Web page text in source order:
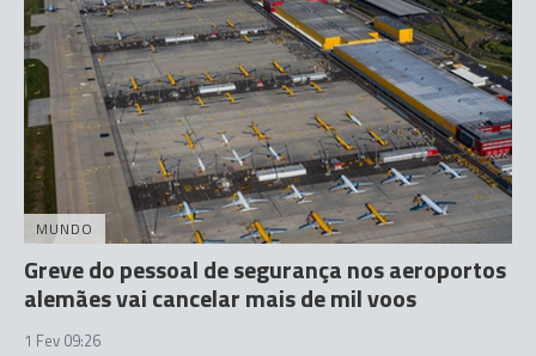
MUNDO
Greve do pessoal de segurança nos aeroportos
alemães vai cancelar mais de mil voos
1 Fev 09:26